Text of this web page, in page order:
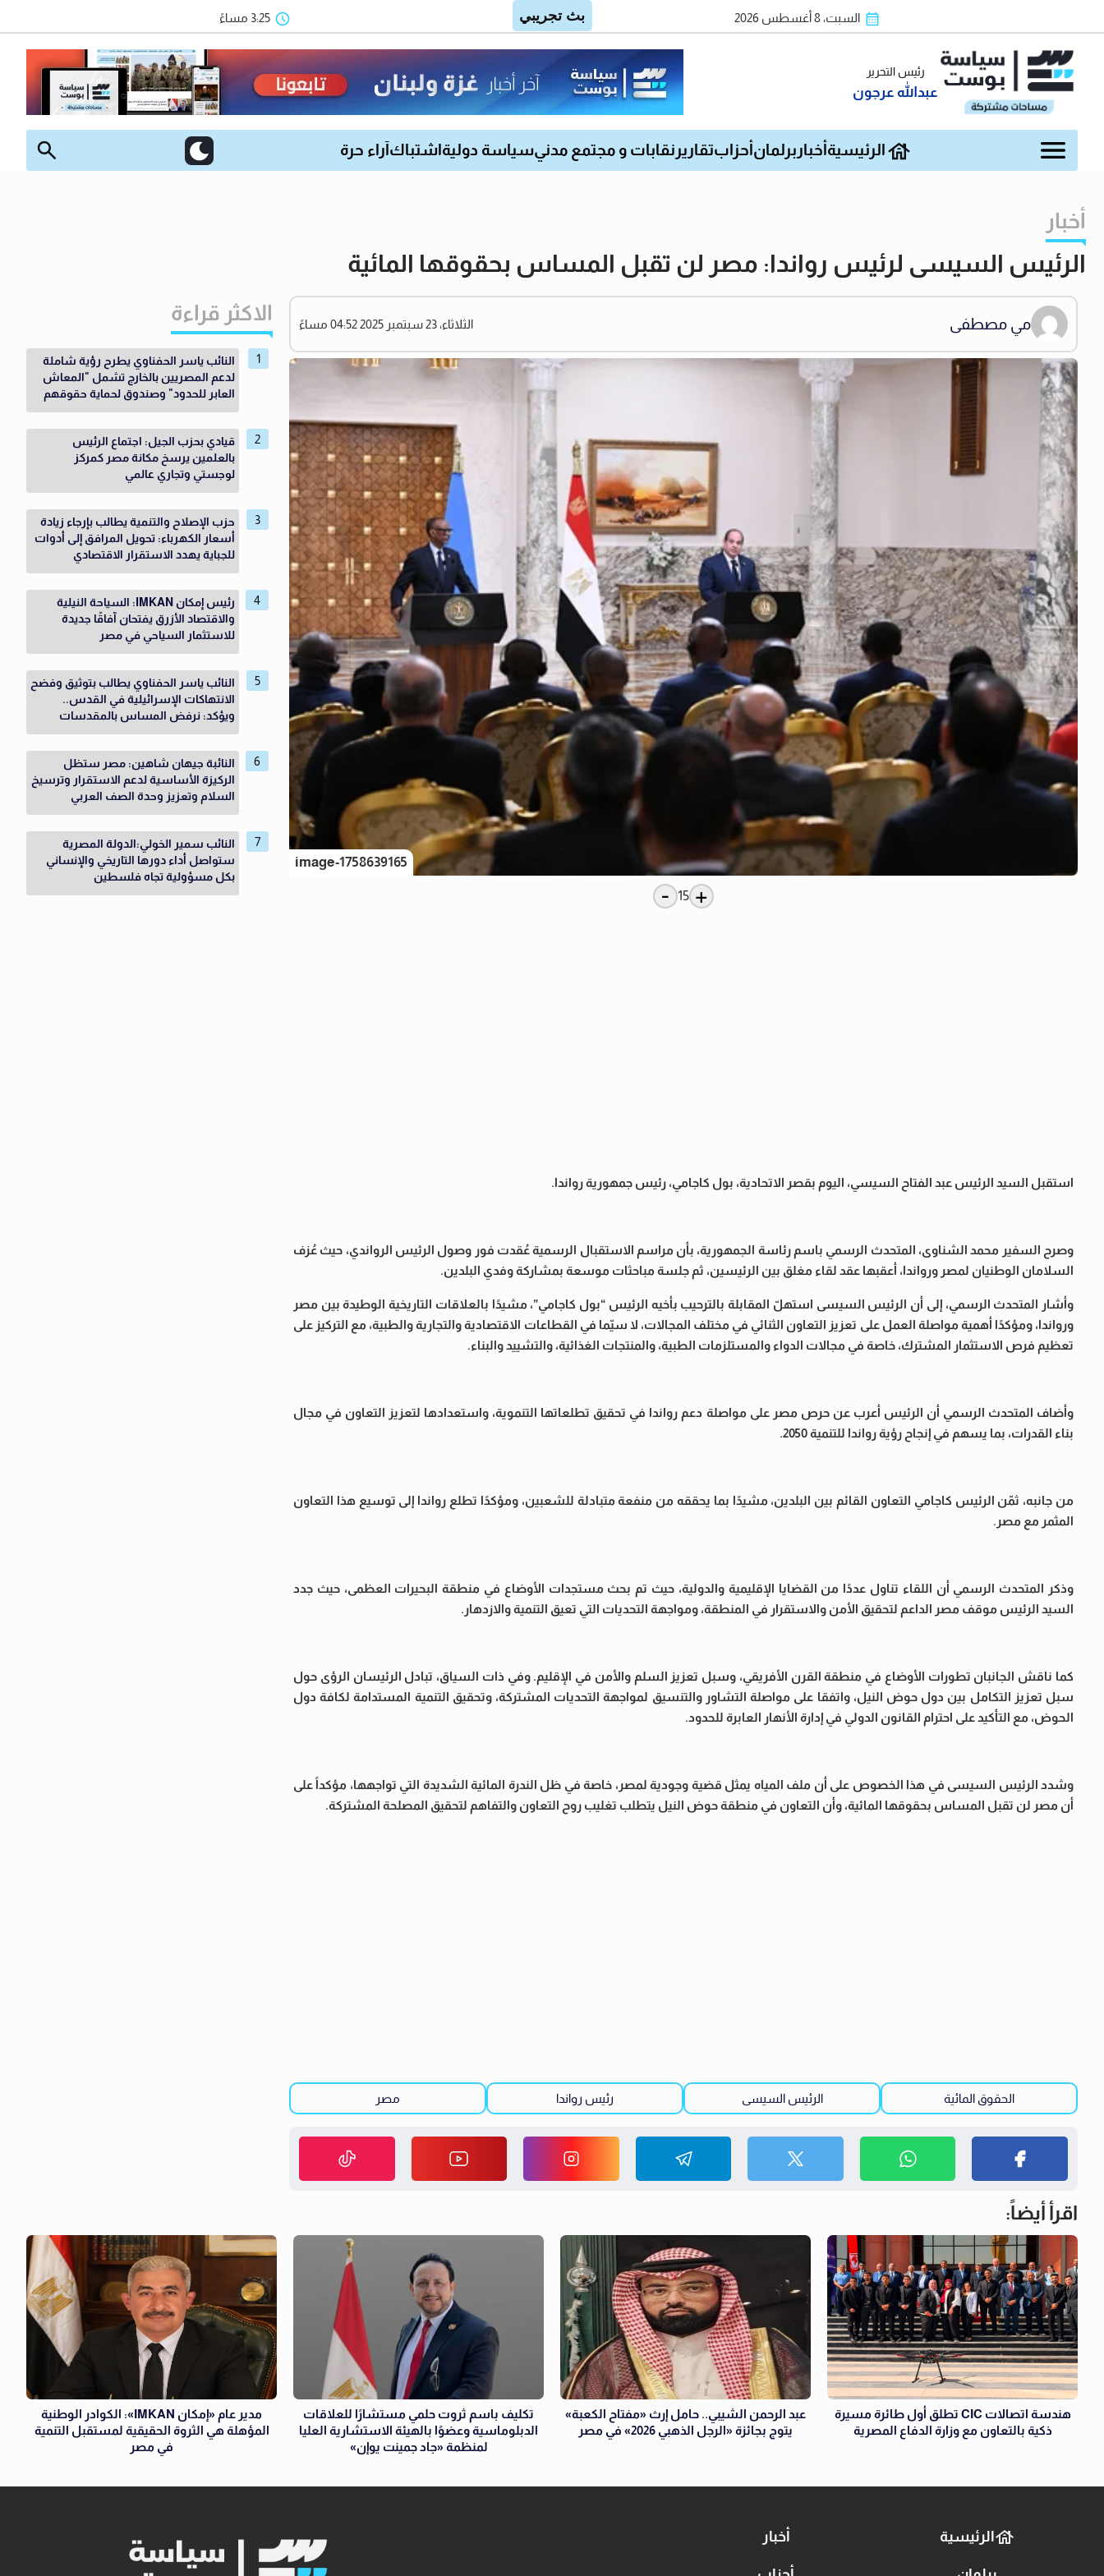
السبت، 8 أغسطس 2026 3:25 مساءً
رئيس التحرير
عبدالله عرجون
الرئيسية أخبار برلمان أحزابتقارير نقابات و مجتمع مدنيسياسة دولية اشتباك آراء حرة
أخبار
الرئيس السيسى لرئيس رواندا: مصر لن تقبل المساس بحقوقها المائية
مي مصطفى الثلاثاء، 23 سبتمبر 2025 04:52 مساءً
image-1758639165
+
15
-
استقبل السيد الرئيس عبد الفتاح السيسي، اليوم بقصر الاتحادية، بول كاجامي، رئيس جمهورية رواندا.
وصرح السفير محمد الشناوى، المتحدث الرسمي باسم رئاسة الجمهورية، بأن مراسم الاستقبال الرسمية عُقدت فور وصول الرئيس الرواندي، حيث عُزف
السلامان الوطنيان لمصر ورواندا، أعقبها عقد لقاء مغلق بين الرئيسين، ثم جلسة مباحثات موسعة بمشاركة وفدي البلدين.
وأشار المتحدث الرسمي، إلى أن الرئيس السيسى استهلّ المقابلة بالترحيب بأخيه الرئيس “بول كاجامي”، مشيدًا بالعلاقات التاريخية الوطيدة بين مصر
ورواندا، ومؤكدًا أهمية مواصلة العمل على تعزيز التعاون الثنائي في مختلف المجالات، لا سيّما في القطاعات الاقتصادية والتجارية والطبية، مع التركيز على
تعظيم فرص الاستثمار المشترك، خاصة في مجالات الدواء والمستلزمات الطبية، والمنتجات الغذائية، والتشييد والبناء.
وأضاف المتحدث الرسمي أن الرئيس أعرب عن حرص مصر على مواصلة دعم رواندا في تحقيق تطلعاتها التنموية، واستعدادها لتعزيز التعاون في مجال
بناء القدرات، بما يسهم في إنجاح رؤية رواندا للتنمية 2050.
من جانبه، ثمّن الرئيس كاجامي التعاون القائم بين البلدين، مشيدًا بما يحققه من منفعة متبادلة للشعبين، ومؤكدًا تطلع رواندا إلى توسيع هذا التعاون
المثمر مع مصر.
وذكر المتحدث الرسمي أن اللقاء تناول عددًا من القضايا الإقليمية والدولية، حيث تم بحث مستجدات الأوضاع في منطقة البحيرات العظمى، حيث جدد
السيد الرئيس موقف مصر الداعم لتحقيق الأمن والاستقرار في المنطقة، ومواجهة التحديات التي تعيق التنمية والازدهار.
كما ناقش الجانبان تطورات الأوضاع في منطقة القرن الأفريقي، وسبل تعزيز السلم والأمن في الإقليم. وفي ذات السياق، تبادل الرئيسان الرؤى حول
سبل تعزيز التكامل بين دول حوض النيل، واتفقا على مواصلة التشاور والتنسيق لمواجهة التحديات المشتركة، وتحقيق التنمية المستدامة لكافة دول
الحوض، مع التأكيد على احترام القانون الدولي في إدارة الأنهار العابرة للحدود.
وشدد الرئيس السيسى في هذا الخصوص على أن ملف المياه يمثل قضية وجودية لمصر، خاصة في ظل الندرة المائية الشديدة التي تواجهها، مؤكداً على
أن مصر لن تقبل المساس بحقوقها المائية، وأن التعاون في منطقة حوض النيل يتطلب تغليب روح التعاون والتفاهم لتحقيق المصلحة المشتركة.
الحقوق المائية الرئيس السيسى رئيس رواندا مصر
الاكثر قراءة
النائب ياسر الحفناوي يطرح رؤية شاملة
لدعم المصريين بالخارج تشمل "المعاش
العابر للحدود" وصندوق لحماية حقوقهم
قيادي بحزب الجيل: اجتماع الرئيس
بالعلمين يرسخ مكانة مصر كمركز
لوجستي وتجاري عالمي
حزب الإصلاح والتنمية يطالب بإرجاء زيادة
أسعار الكهرباء: تحويل المرافق إلى أدوات
للجباية يهدد الاستقرار الاقتصادي
رئيس إمكان IMKAN: السياحة النيلية
والاقتصاد الأزرق يفتحان آفاقًا جديدة
للاستثمار السياحي في مصر
النائب ياسر الحفناوي يطالب بتوثيق وفضح
الانتهاكات الإسرائيلية في القدس..
ويؤكد: نرفض المساس بالمقدسات
النائبة جيهان شاهين: مصر ستظل
الركيزة الأساسية لدعم الاستقرار وترسيخ
السلام وتعزيز وحدة الصف العربي
النائب سمير الخولي:الدولة المصرية
ستواصل أداء دورها التاريخي والإنساني
بكل مسؤولية تجاه فلسطين
اقرأ أيضاً:
هندسة اتصالات CIC تطلق أول طائرة مسيرة
ذكية بالتعاون مع وزارة الدفاع المصرية
عبد الرحمن الشيبي.. حامل إرث «مفتاح الكعبة»
يتوج بجائزة «الرجل الذهبي 2026» في مصر
تكليف باسم ثروت حلمي مستشارًا للعلاقات
الدبلوماسية وعضوًا بالهيئة الاستشارية العليا
لمنظمة «جاد جمينت يوإن»
مدير عام «إمكان IMKAN»: الكوادر الوطنية
المؤهلة هي الثروة الحقيقية لمستقبل التنمية
في مصر
الرئيسية أخبار